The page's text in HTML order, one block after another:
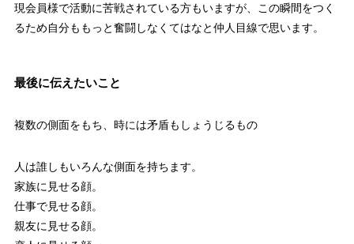
現会員様で活動に苦戦されている方もいますが、この瞬間をつく
るため自分ももっと奮闘しなくてはなと仲人目線で思います。
最後に伝えたいこと
複数の側面をもち、時には矛盾もしょうじるもの
人は誰しもいろんな側面を持ちます。
家族に見せる顔。
仕事で見せる顔。
親友に見せる顔。